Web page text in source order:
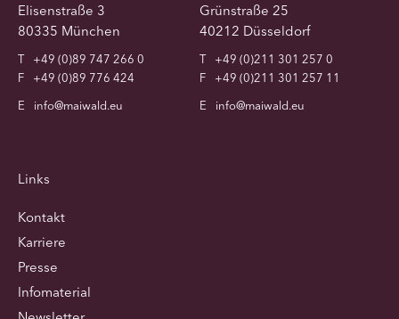
Elisenstraße 3
80335 München
T
+49 (0)89 747 266 0
F
+49 (0)89 776 424
E
info@maiwald.eu
Grünstraße 25
40212 Düsseldorf
T
+49 (0)211 301 257 0
F
+49 (0)211 301 257 11
E
info@maiwald.eu
Links
Kontakt
Karriere
Presse
Infomaterial